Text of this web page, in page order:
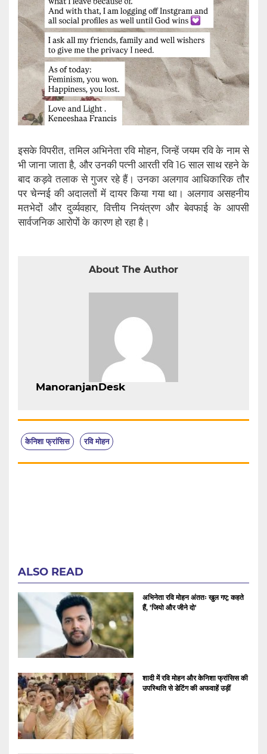
इसके विपरीत, तमिल अभिनेता रवि मोहन, जिन्हें जयम रवि के नाम से
भी जाना जाता है, और उनकी पत्नी आरती रवि 16 साल साथ रहने के
बाद कड़वे तलाक से गुजर रहे हैं। उनका अलगाव आधिकारिक तौर
पर चेन्नई की अदालतों में दायर किया गया था। अलगाव असहनीय
मतभेदों और दुर्व्यवहार, वित्तीय नियंत्रण और बेवफाई के आपसी
सार्वजनिक आरोपों के कारण हो रहा है।
About The Author
ManoranjanDesk
केनिशा फ्रांसिस रवि मोहन
ALSO READ
अभिनेता रवि मोहन अंततः खुल गए; कहते
हैं, 'जियो और जीने दो'
शादी में रवि मोहन और केनिशा फ्रांसिस की
उपस्थिति से डेटिंग की अफवाहें उड़ीं